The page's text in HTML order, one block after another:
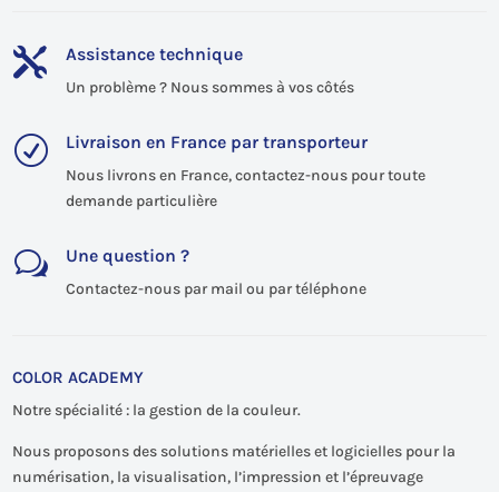
 Assistance technique
Un problème ? Nous sommes à vos côtés
R Livraison en France par transporteur
Nous livrons en France, contactez-nous pour toute
demande particulière
w Une question ?
Contactez-nous par mail ou par téléphone
COLOR ACADEMY
Notre spécialité : la gestion de la couleur.
Nous proposons des solutions matérielles et logicielles pour la
numérisation, la visualisation, l’impression et l’épreuvage